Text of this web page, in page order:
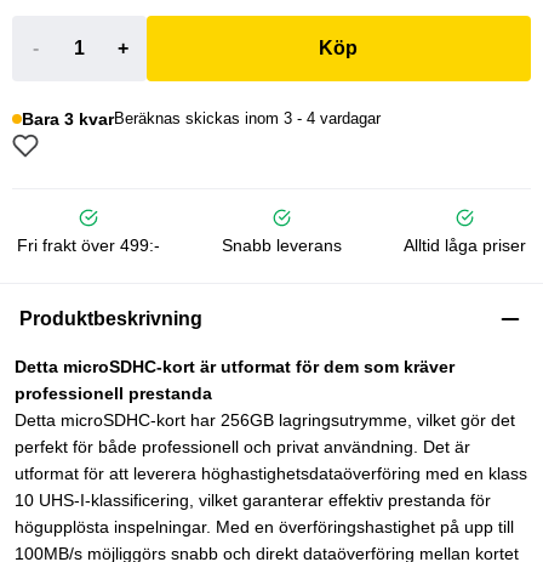
- + Köp
Bara 3 kvarBeräknas skickas inom 3 - 4 vardagar
Fri frakt över 499:- Snabb leverans Alltid låga priser
Produktbeskrivning
Detta microSDHC-kort är utformat för dem som kräver
professionell prestanda
Detta microSDHC-kort har 256GB lagringsutrymme, vilket gör det
perfekt för både professionell och privat användning. Det är
utformat för att leverera höghastighetsdataöverföring med en klass
10 UHS-I-klassificering, vilket garanterar effektiv prestanda för
högupplösta inspelningar. Med en överföringshastighet på upp till
100MB/s möjliggörs snabb och direkt dataöverföring mellan kortet